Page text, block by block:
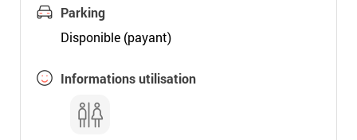
Parking
Disponible (payant)
Informations utilisation